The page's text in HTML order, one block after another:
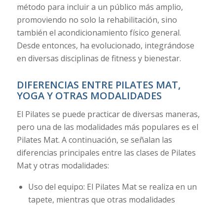
método para incluir a un público más amplio,
promoviendo no solo la rehabilitación, sino
también el acondicionamiento físico general.
Desde entonces, ha evolucionado, integrándose
en diversas disciplinas de fitness y bienestar.
DIFERENCIAS ENTRE PILATES MAT,
YOGA Y OTRAS MODALIDADES
El Pilates se puede practicar de diversas maneras,
pero una de las modalidades más populares es el
Pilates Mat. A continuación, se señalan las
diferencias principales entre las clases de Pilates
Mat y otras modalidades:
Uso del equipo: El Pilates Mat se realiza en un
tapete, mientras que otras modalidades